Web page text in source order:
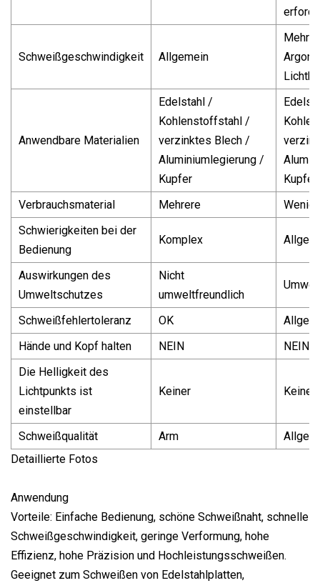
Schweißgeschwindigkeit Allgemein
Mehr
Argon-
Anwendbare Materialien
Edelstahl /
Kohlenstoffstahl /
verzinktes Blech /
Aluminiumlegierung /
Kupfer
Kupfer
Verbrauchsmaterial
Mehrere
Schwierigkeiten bei der
Bedienung
Komplex
Auswirkungen des
Umweltschutzes
Nicht
umweltfreundlich
Schweißfehlertoleranz OK
Hände und Kopf halten
NEIN
NEIN
Die Helligkeit des
Lichtpunkts ist
einstellbar
Keiner Keiner
Schweißqualität Arm
Detaillierte Fotos
Anwendung
Vorteile: Einfache Bedienung, schöne Schweißnaht, schnelle
Schweißgeschwindigkeit, geringe Verformung, hohe
Effizienz, hohe Präzision und Hochleistungsschweißen.
Geeignet zum Schweißen von Edelstahlplatten,